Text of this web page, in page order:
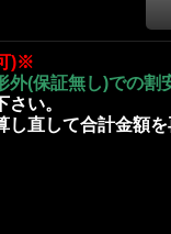
)※
外(保証無し)での割
さい。
し直して合計金額